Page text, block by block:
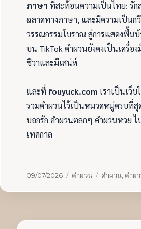
ภาษา ที่สะท้อนความเป็นไทย: รั
ฉลาดทางภาษา, และมีความเป็นก
วรรณกรรมโบราณ สู่การแสดงพื้นบ้
บน TikTok คำผวนยังคงเป็นเครื่อ
ชีวาและมีเสน่ห์
และที่ fouyuck.com เราเป็นเว็
รวมคำผวนไว้เป็นหมวดหมู่ครบที่
บอกรัก คำผวนตลกๆ คำผวนหวย
เทศกาล
เขียน
09/07/2026
หมวด
คำผวน
ป้าย
คำผวน คำผ